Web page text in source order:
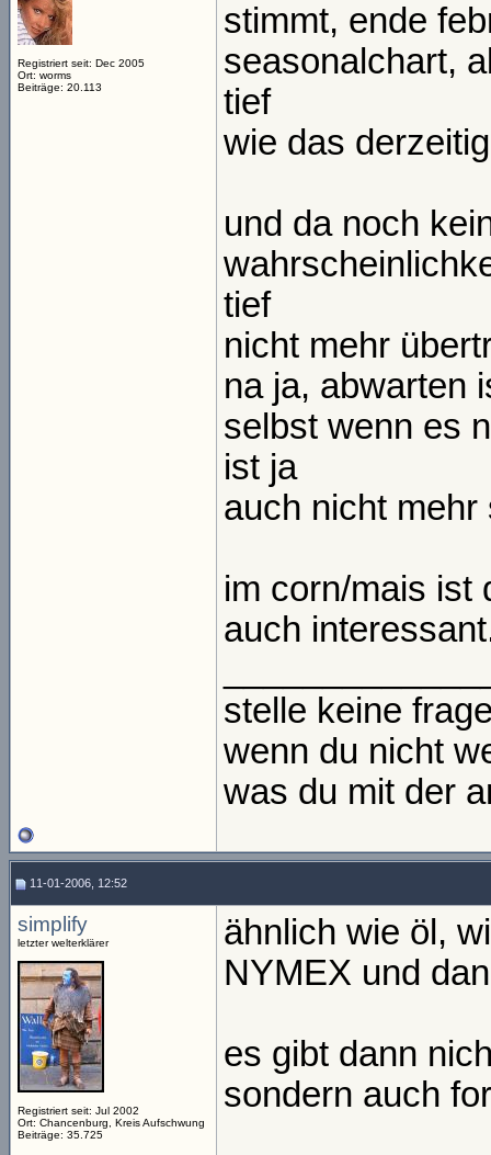
Registriert seit: Dec 2005
Ort: worms
Beiträge: 20.113
stimmt, ende
seasonalchart,
tief
wie das
und da noch
tief
nicht mehr
na ja, abwarten
selbst wenn es
ist ja
auch nicht
im corn/mais ist
auch
stelle keine
wenn du nicht
was du mit der
11-01-2006, 12:52
simplify
letzter welterklärer
Registriert seit: Jul 2002
Ort: Chancenburg, Kreis Aufschwung
Beiträge: 35.725
ähnlich wie öl,
NYMEX und
es gibt dann
sondern auch